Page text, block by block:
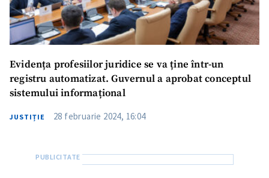
Evidența profesiilor juridice se va ține într-un
registru automatizat. Guvernul a aprobat conceptul
sistemului informațional
JUSTIȚIE 28 februarie 2024, 16:04